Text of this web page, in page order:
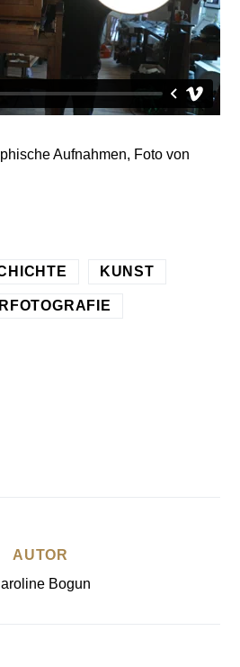
Aufnahmen, Foto von
KUNST
AUTOR
Bogun